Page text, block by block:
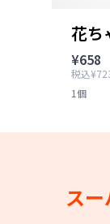
花ち
¥658
税込
1個
ス